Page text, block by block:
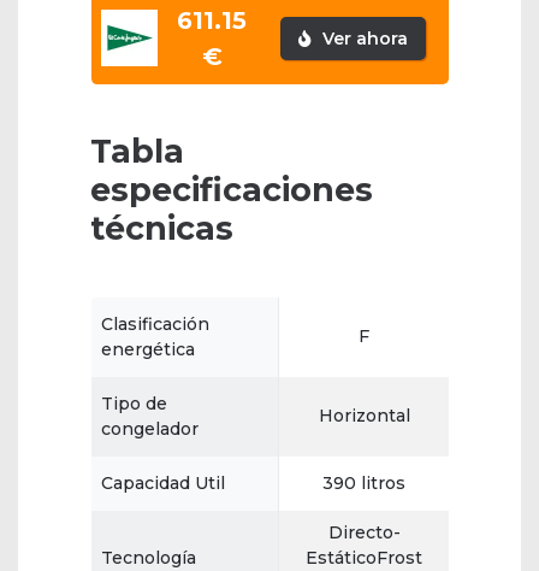
611.15
€
Ver ahora
Tabla
especificaciones
técnicas
Clasificación
energética
F
Tipo de
congelador
Horizontal
Capacidad Util 390 litros
Tecnología
Directo-
EstáticoFrost